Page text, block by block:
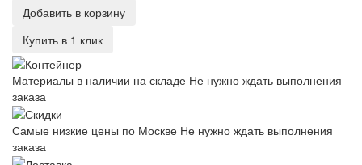
Добавить в корзину
Купить в 1 клик
Материалы в наличии на складе Не нужно ждать выполнения
заказа
Самые низкие цены по Москве Не нужно ждать выполнения
заказа